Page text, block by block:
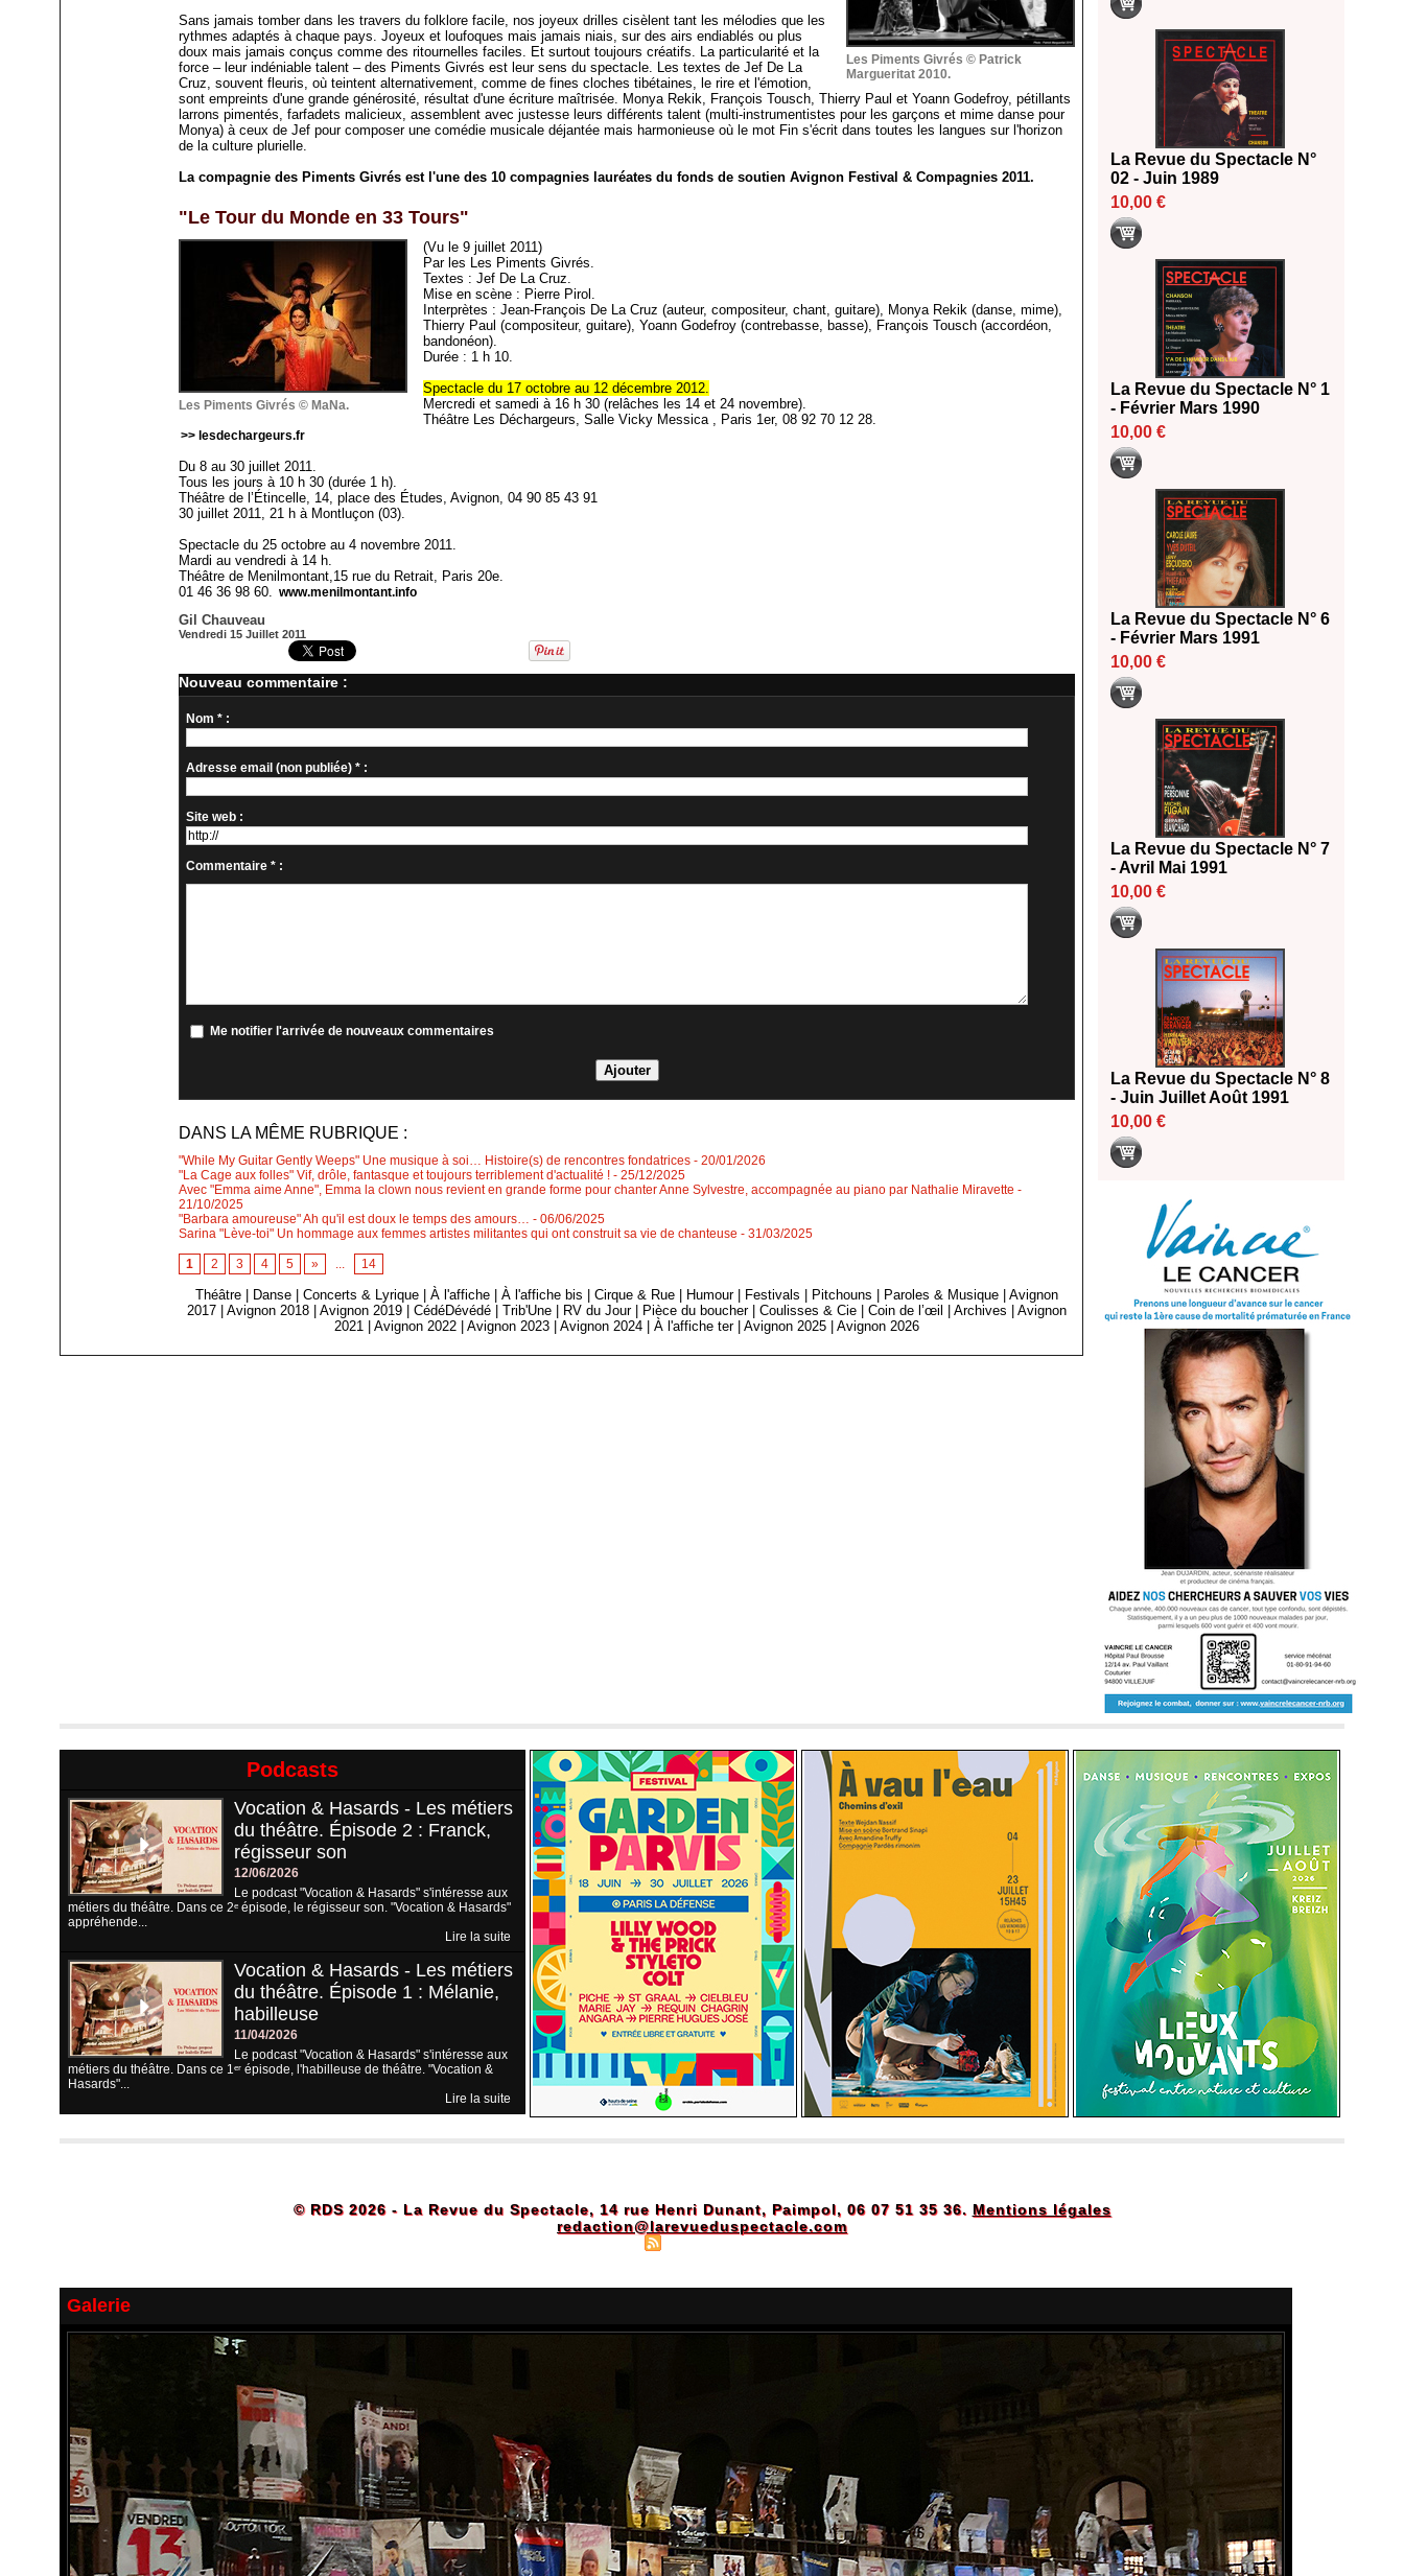
Les Piments Givrés © Patrick
Margueritat 2010.
Sans jamais tomber dans les travers du folklore facile, nos joyeux drilles cisèlent tant les mélodies que les
rythmes adaptés à chaque pays. Joyeux et loufoques mais jamais niais, sur des airs endiablés ou plus
doux mais jamais conçus comme des ritournelles faciles. Et surtout toujours créatifs. La particularité et la
force – leur indéniable talent – des Piments Givrés est leur sens du spectacle. Les textes de Jef De La
Cruz, souvent fleuris, où teintent alternativement, comme de fines cloches tibétaines, le rire et l'émotion,
sont empreints d'une grande générosité, résultat d'une écriture maîtrisée. Monya Rekik, François Tousch, Thierry Paul et Yoann Godefroy, pétillants
larrons pimentés, farfadets malicieux, assemblent avec justesse leurs différents talent (multi-instrumentistes pour les garçons et mime danse pour
Monya) à ceux de Jef pour composer une comédie musicale déjantée mais harmonieuse où le mot Fin s'écrit dans toutes les langues sur l'horizon
de la culture plurielle.
La compagnie des Piments Givrés est l'une des 10 compagnies lauréates du fonds de soutien Avignon Festival & Compagnies 2011.
"Le Tour du Monde en 33 Tours"
Les Piments Givrés © MaNa.
(Vu le 9 juillet 2011)
Par les Les Piments Givrés.
Textes : Jef De La Cruz.
Mise en scène : Pierre Pirol.
Interprètes : Jean-François De La Cruz (auteur, compositeur, chant, guitare), Monya Rekik (danse, mime),
Thierry Paul (compositeur, guitare), Yoann Godefroy (contrebasse, basse), François Tousch (accordéon,
bandonéon).
Durée : 1 h 10.
Spectacle du 17 octobre au 12 décembre 2012.
Mercredi et samedi à 16 h 30 (relâches les 14 et 24 novembre).
Théâtre Les Déchargeurs, Salle Vicky Messica , Paris 1er, 08 92 70 12 28.
>> lesdechargeurs.fr
Du 8 au 30 juillet 2011.
Tous les jours à 10 h 30 (durée 1 h).
Théâtre de l’Étincelle, 14, place des Études, Avignon, 04 90 85 43 91
30 juillet 2011, 21 h à Montluçon (03).
Spectacle du 25 octobre au 4 novembre 2011.
Mardi au vendredi à 14 h.
Théâtre de Menilmontant,15 rue du Retrait, Paris 20e.
01 46 36 98 60. www.menilmontant.info
Gil Chauveau
Vendredi 15 Juillet 2011
Nouveau commentaire :
Nom * :
Adresse email (non publiée) * :
Site web :
Commentaire * :
Me notifier l'arrivée de nouveaux commentaires
DANS LA MÊME RUBRIQUE :
"While My Guitar Gently Weeps" Une musique à soi… Histoire(s) de rencontres fondatrices - 20/01/2026
"La Cage aux folles" Vif, drôle, fantasque et toujours terriblement d'actualité ! - 25/12/2025
Avec "Emma aime Anne", Emma la clown nous revient en grande forme pour chanter Anne Sylvestre, accompagnée au piano par Nathalie Miravette -
21/10/2025
"Barbara amoureuse" Ah qu'il est doux le temps des amours… - 06/06/2025
Sarina "Lève-toi" Un hommage aux femmes artistes militantes qui ont construit sa vie de chanteuse - 31/03/2025
1 2 3 4 5 » ... 14
Théâtre Danse |Concerts & Lyrique |À l'affiche |À l'affiche bis |Cirque & Rue Humour Festivals Pitchouns Paroles & Musique |Avignon
2017
|Avignon 2018 |Avignon 2019 |CédéDévédé |Trib'Une RV du Jour Pièce du boucher |Coulisses & Cie |Coin de l’œil |Archives |Avignon
2021
|Avignon 2022 |Avignon 2023 |Avignon 2024 |À l'affiche ter |Avignon 2025 |Avignon 2026
13/06/2026
Dispositif SACD Auteurs
d'espaces : les lauréats 2026
La Revue du Spectacle N°
02 - Juin 1989
10,00 €
La Revue du Spectacle N° 1
- Février Mars 1990
10,00 €
La Revue du Spectacle N° 6
- Février Mars 1991
10,00 €
La Revue du Spectacle N° 7
- Avril Mai 1991
10,00 €
La Revue du Spectacle N° 8
- Juin Juillet Août 1991
10,00 €
Podcasts
Vocation & Hasards - Les métiers
du théâtre. Épisode 2 : Franck,
régisseur son
12/06/2026
Le podcast "Vocation & Hasards" s'intéresse aux
métiers du théâtre. Dans ce 2ᵉ épisode, le régisseur son. "Vocation & Hasards"
appréhende...
Lire la suite
Vocation & Hasards - Les métiers
du théâtre. Épisode 1 : Mélanie,
habilleuse
11/04/2026
Le podcast "Vocation & Hasards" s'intéresse aux
métiers du théâtre. Dans ce 1ᵉʳ épisode, l'habilleuse de théâtre. "Vocation &
Hasards"...
Lire la suite
© RDS 2026 - La Revue du Spectacle, 14 rue Henri Dunant, Paimpol, 06 07 51 35 36. Mentions légales
redaction@larevueduspectacle.com
Galerie